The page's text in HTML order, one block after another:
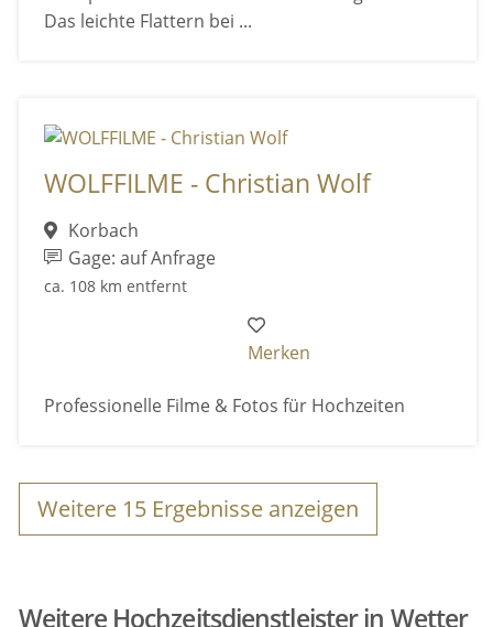
Das leichte Flattern bei ...
WOLFFILME - Christian Wolf
Korbach
Gage: auf Anfrage
ca. 108 km entfernt
Merken
Professionelle Filme & Fotos für Hochzeiten
Weitere 15 Ergebnisse anzeigen
Weitere Hochzeitsdienstleister in Wetter